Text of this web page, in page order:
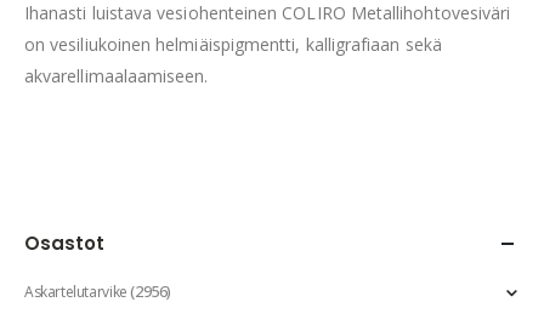
Ihanasti luistava vesiohenteinen COLIRO Metallihohtovesiväri
on vesiliukoinen helmiäispigmentti, kalligrafiaan sekä
akvarellimaalaamiseen.
Osastot
Askartelutarvike(2956)